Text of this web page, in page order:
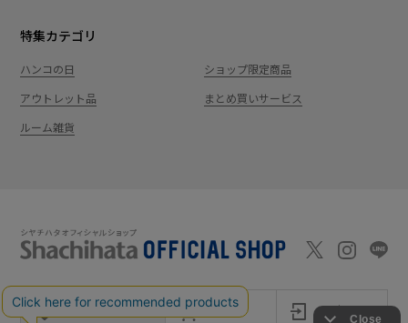
特集カテゴリ
ハンコの日
ショップ限定商品
アウトレット品
まとめ買いサービス
ルーム雑貨
新規会員登録 カート ログイン